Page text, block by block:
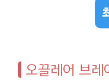
오끌레어 브